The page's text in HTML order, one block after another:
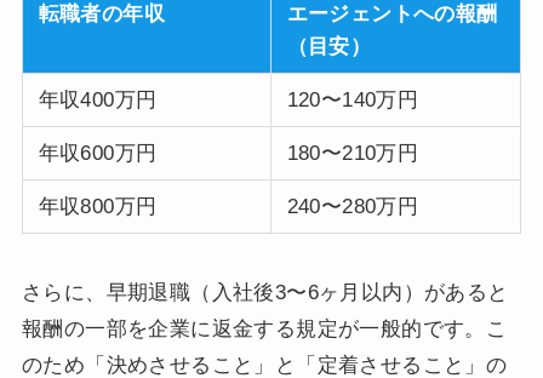
転職者の年収
エージェントへの報酬
（目安）
年収400万円 120〜140万円
年収600万円 180〜210万円
年収800万円 240〜280万円
さらに、早期退職（入社後3〜6ヶ月以内）があると
報酬の一部を企業に返金する規定が一般的です。こ
のため「決めさせること」と「定着させること」の